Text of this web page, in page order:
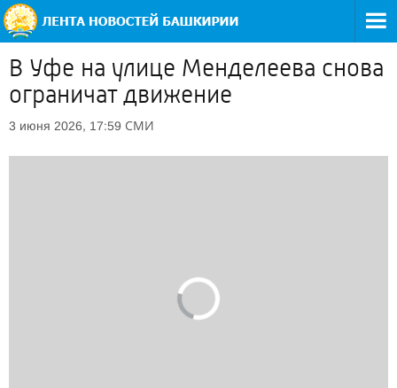
В Уфе на улице Менделеева снова
ограничат движение
3 июня 2026, 17:59 СМИ